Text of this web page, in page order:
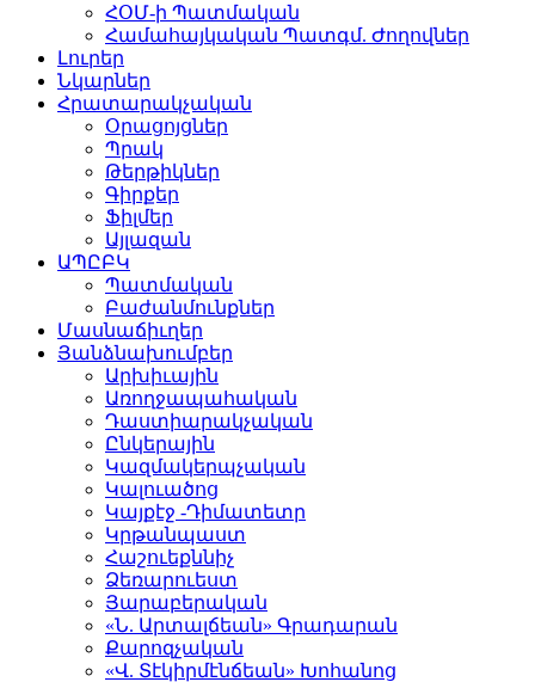
ՀՕՄ-ի Պատմական
Համահայկական Պատգմ. Ժողովներ
Լուրեր
Նկարներ
Հրատարակչական
Օրացոյցներ
Պրակ
Թերթիկներ
Գիրքեր
Ֆիլմեր
Այլազան
ԱՊԸԲԿ
Պատմական
Բաժանմունքներ
Մասնաճիւղեր
Յանձնախումբեր
Արխիւային
Առողջապահական
Դաստիարակչական
Ընկերային
Կազմակերպչական
Կալուածոց
Կայքէջ -Դիմատետր
Կրթանպաստ
Հաշուեքննիչ
Ձեռարուեստ
Յարաբերական
«Ն. Արտալճեան» Գրադարան
Քարոզչական
«Վ. Տէկիրմէնճեան» Խոհանոց